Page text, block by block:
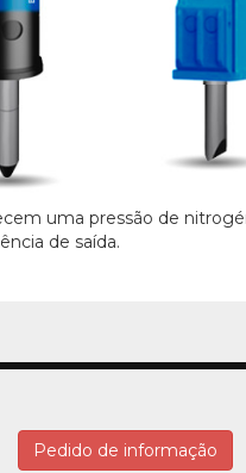
uma pressão de
de saída.
Pedido de informação